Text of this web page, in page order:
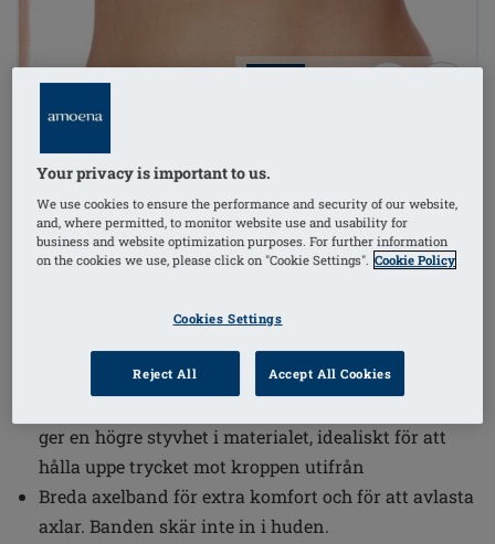
LymphFlow SB FC
SEK1619.00
Önskar du beställa något? i
Innovativ bindningsteknik ger platta sömmar,
hindrar skärning i det ytliga lymfsystemet.
ger en högre styvhet i materialet, idealiskt för att
hålla uppe trycket mot kroppen utifrån
Breda axelband för extra komfort och för att avlasta
axlar. Banden skär inte in i huden.
Your privacy is important to us.
We use cookies to ensure the performance and security of our website,
and, where permitted, to monitor website use and usability for
business and website optimization purposes. For further information
on the cookies we use, please click on "Cookie Settings". Cookie Policy
Cookies Settings
Reject All Accept All Cookies